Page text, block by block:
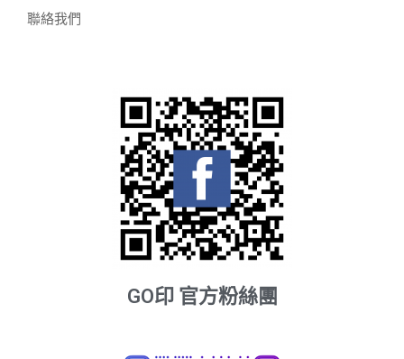
聯絡我們
GO印 官方粉絲團